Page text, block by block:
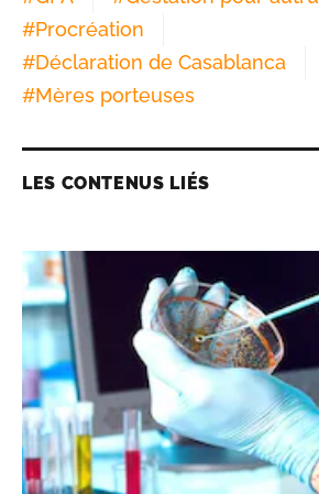
#Procréation
#Déclaration de Casablanca
#Mères porteuses
LES CONTENUS LIÉS